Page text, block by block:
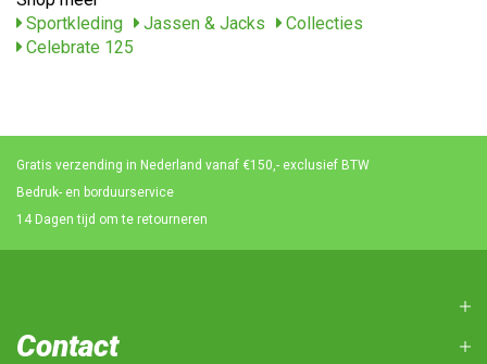
Sportkleding
Jassen & Jacks
Collecties
Celebrate 125
Gratis verzending in Nederland vanaf €150,- exclusief BTW
Bedruk- en borduurservice
14 Dagen tijd om te retourneren
Contact